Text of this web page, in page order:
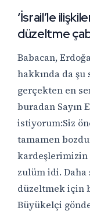
‘İsrail’le
düzeltme
Babacan,
hakkında da şu
gerçekten en
buradan Sayın
istiyorum:Siz
tamamen
kardeşlerimizin
zulüm idi.
düzeltmek için
Büyükelçi